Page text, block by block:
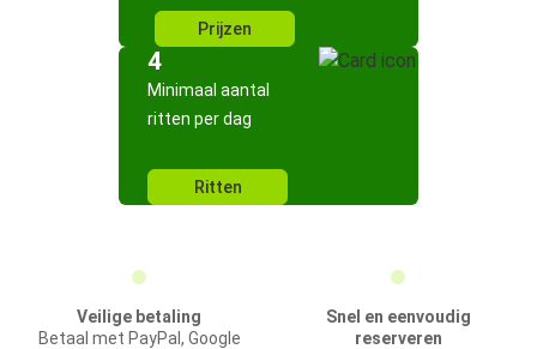
Prijzen
4
Minimaal aantal
ritten per dag
Ritten
Veilige betaling
Betaal met PayPal, Google
Snel en eenvoudig
reserveren